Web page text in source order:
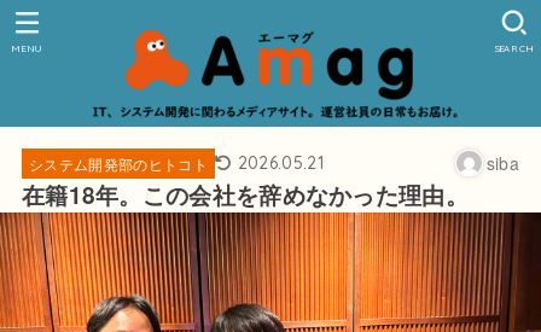
SEARCH
MENU
システム開発部のヒトコト 2026.05.21 siba
在籍18年。この会社を辞めなかった理由。